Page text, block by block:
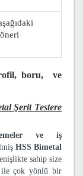
boru, ve
Şerit Testere
ve iş
HSS Bimetal
sahip size
ile çok yönlü bir